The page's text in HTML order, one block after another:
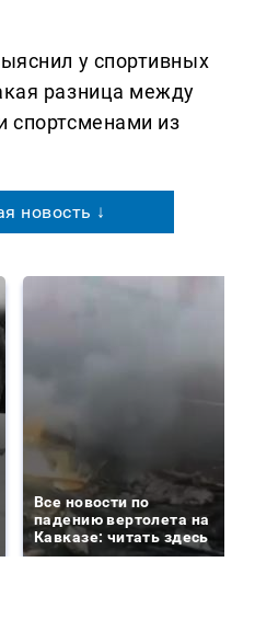
у спортивных
разница между
спортсменами из
новость ↓
Все новости по
падению вертолета на
Кавказе: читать здесь